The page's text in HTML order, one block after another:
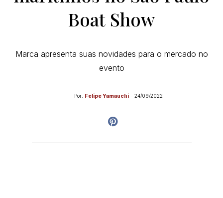
Boat Show
Marca apresenta suas novidades para o mercado no
evento
Por: Felipe Yamauchi - 24/09/2022